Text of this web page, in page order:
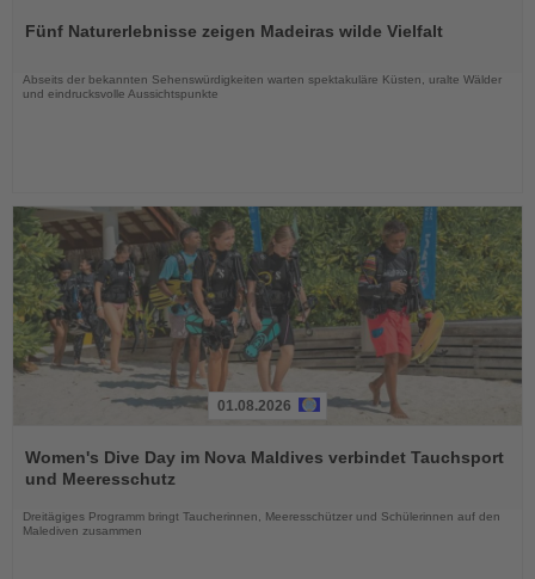
dieFünf Naturerlebnisse zeigen Madeiras wilde Vielfalt
Abseits der bekannten Sehenswürdigkeiten warten spektakuläre Küsten, uralte Wälder
und eindrucksvolle Aussichtspunkte
Sie
die
01.08.2026
Women's Dive Day im Nova Maldives verbindet Tauchsport
und Meeresschutz
Dreitägiges Programm bringt Taucherinnen, Meeresschützer und Schülerinnen auf den
Malediven zusammen